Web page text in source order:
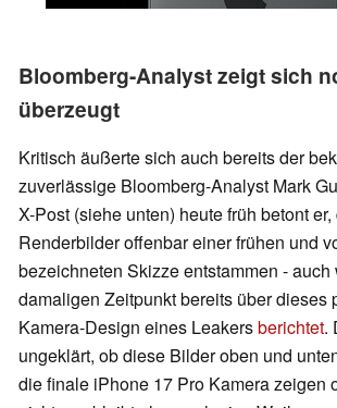
Bloomberg-Analyst zeigt sich
überzeugt
Kritisch äußerte sich auch bereits der
zuverlässige Bloomberg-Analyst Mark
X-Post (siehe unten) heute früh betont
Renderbilder offenbar einer frühen und
bezeichneten Skizze entstammen -
damaligen Zeitpunkt bereits über dieses
Kamera-Design eines Leakersberichtet.
ungeklärt, ob diese Bilder oben und
die finale iPhone 17 Pro Kamera zeigen